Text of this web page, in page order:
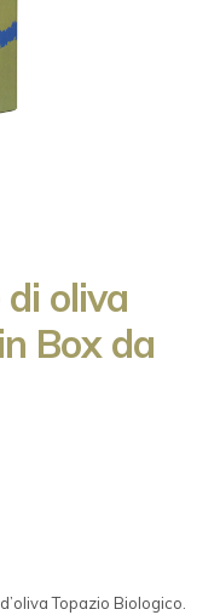
oliva
Box da
Topazio Biologico.